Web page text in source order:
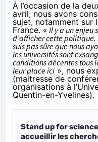
À l’occasion de la
avril, nous avons
sujet, notamment sur
France. « Il y a un enjeu
d’afficher cette politique.
suis pas sûre que nous
les universités sont
conditions décentes tous
leur place ici », nous
(maitresse de
organisations à
Quentin-en-Yvelines).
Stand up for
accueillir les